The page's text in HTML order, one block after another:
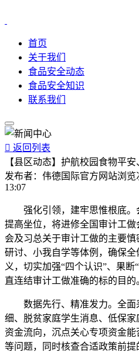
首页
关于我们
食品安全动态
食品安全知识
联系我们
 返回列表
【县区动态】护航校园食物平
发布者： 伟德国际官方网站浏览
13:07
强化引领，建牢思惟根底。
提高坐位，将进修全国审计工
会及习总关于审计工做的主要
研讨、小我自学等体例，确保
义，切实加强“四个认识”、果断
直连结审计工做准确的标的目的
数据先行、精准发力。全面
细、脱贫家庭学生消息、低保
资金流向，沉点关心专项资金
等问题，同时核查合适政策前